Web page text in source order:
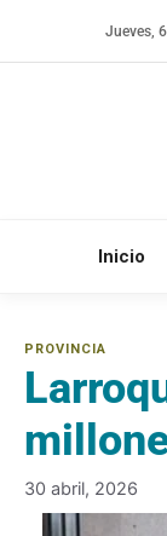
Jueves,
Inicio
30 abril, 2026